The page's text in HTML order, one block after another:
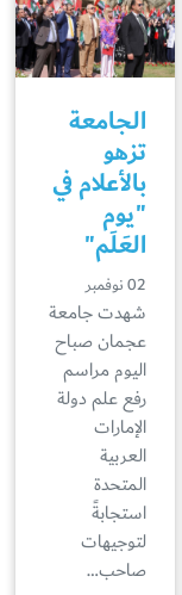
الجامعة
تزهو
بالأعلام في
"يوم
العَلَم"
02 نوفمبر
شهدت جامعة
عجمان صباح
اليوم مراسم
رفع علم دولة
الإمارات
العربية
المتحدة
استجابةً
لتوجيهات
صاحب…